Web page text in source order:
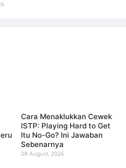
Cara Menaklukkan Cewek
ISTP: Playing Hard to Get
Itu No-Go? Ini Jawaban
Sebenarnya
08 August, 2026